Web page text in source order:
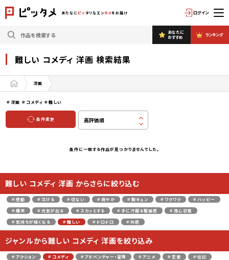
あたなに ピッ タリなエンタメをお届け ログイン
あなたに
おすすめ
ランキング
難しい コメディ 洋画 検索結果
洋画
＃洋画 ＃コメディ ＃難しい
条件変更
条件に一致する作品が見つかりませんでした。
難しい コメディ 洋画 からさらに絞り込む
＃感動 ＃泣ける ＃切ない ＃爽やか ＃胸キュン ＃ワクワク
＃ハッピー
＃爆笑
＃元気が出る ＃スカッとする ＃手に汗握る緊張感
＃放心状態
＃気持ちが暗くなる
＃難しい ＃ドロドロ ＃共感
ジャンルから難しい コメディ 洋画を絞り込み
＃アクション ＃コメディ ＃アドベンチャー・冒険 ＃アニメ ＃恋愛
＃伝記